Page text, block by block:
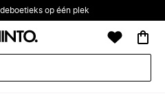
op één plek